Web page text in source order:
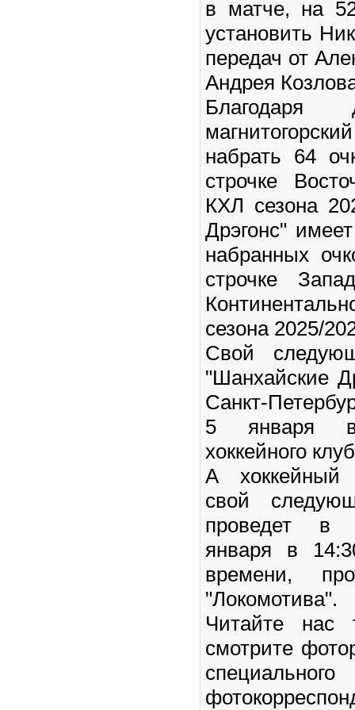
в матче, на
установить
передач от
Андрея
Благодаря
набрать 64
строчке
КХЛ сезона
Дрэгонс"
набранных
строчке
сезона 2025/
Свой
"Шанхайские
Санкт-
5 января
хоккейного
А хоккейный
свой
проведет в
января в
времени,
"Локомотива".
Читайте
смотрите
специального